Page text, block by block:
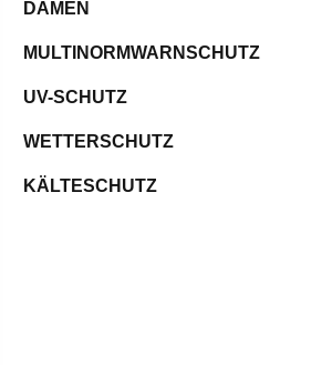
DAMEN
MULTINORMWARNSCHUTZ
UV-SCHUTZ
WETTERSCHUTZ
KÄLTESCHUTZ